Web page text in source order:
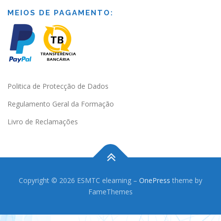
MEIOS DE PAGAMENTO:
Politica de Protecção de Dados
Regulamento Geral da Formação
Livro de Reclamações
Copyright © 2026 ESMTC elearning – OnePress theme by
FameThemes